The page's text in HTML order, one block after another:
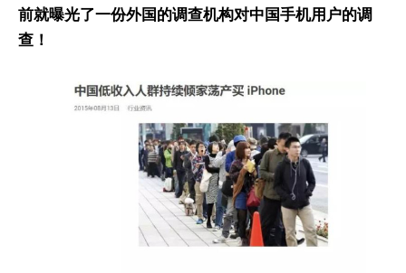
前就曝光了一份外国的调查机构对中国手机用户的调
查！